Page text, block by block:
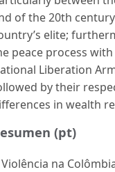
of the 20th
elite;
peace process
Liberation
by their
in wealth
(pt)
Violência na